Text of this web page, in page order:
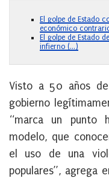
El golpe de Estado
económico
El golpe de Estado
infierno (…)
Visto a 50 años
gobierno
“marca un punto
modelo, que
el uso de una
populares”, agrega